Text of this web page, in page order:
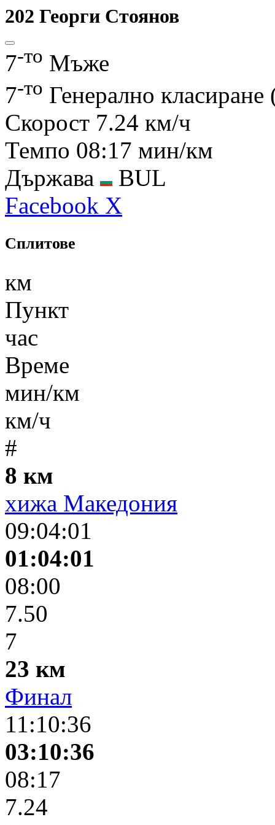
202 Георги Стоянов
7-то Мъже
7-то Генерално
Скорост 7.24 км/ч
Темпо 08:17 мин/км
Държава
BUL
Facebook X
Сплитове
км
Пункт
час
Време
мин/км
км/ч
#
8 км
хижа Македония
09:04:01
01:04:01
08:00
7.50
7
23 км
Финал
11:10:36
03:10:36
08:17
7.24